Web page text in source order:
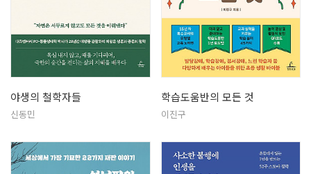
야생의 철학자들
신동민
학습도움반의 모든 것
이진구